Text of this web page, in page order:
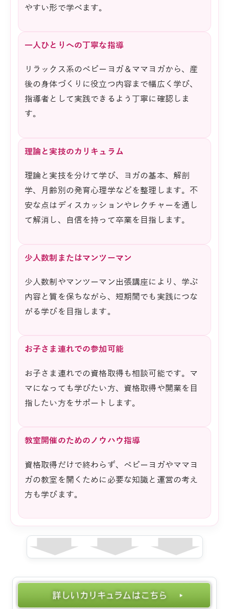
やすい形で学べます。
一人ひとりへの丁寧な指導
リラックス系のベビーヨガ＆ママヨガから、産
後の身体づくりに役立つ内容まで幅広く学び、
指導者として実践できるよう丁寧に確認しま
す。
理論と実技のカリキュラム
理論と実技を分けて学び、ヨガの基本、解剖
学、月齢別の発育心理学などを整理します。不
安な点はディスカッションやレクチャーを通し
て解消し、自信を持って卒業を目指します。
少人数制またはマンツーマン
少人数制やマンツーマン出張講座により、学ぶ
内容と質を保ちながら、短期間でも実践につな
がる学びを目指します。
お子さま連れでの参加可能
お子さま連れでの資格取得も相談可能です。マ
マになっても学びたい方、資格取得や開業を目
指したい方をサポートします。
教室開催のためのノウハウ指導
資格取得だけで終わらず、ベビーヨガやママヨ
ガの教室を開くために必要な知識と運営の考え
方も学びます。